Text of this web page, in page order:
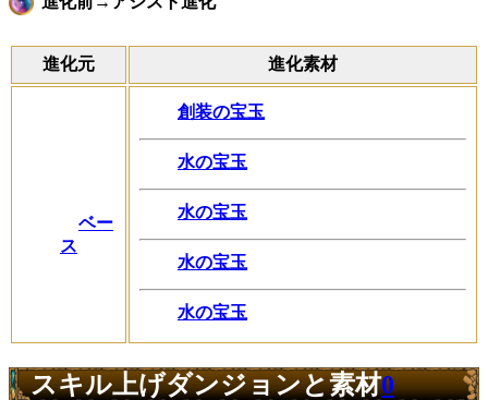
進化元 進化素材
ベー
ス
創装の宝玉
水の宝玉
水の宝玉
水の宝玉
水の宝玉
スキル上げダンジョンと素材0